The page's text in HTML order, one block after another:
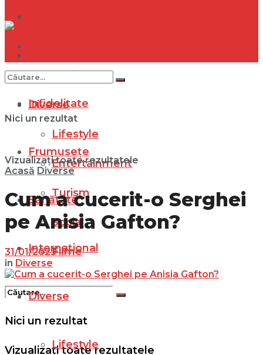
Internațional
Diverse
Lifestyle
Entertainment
Turism
Social
Filme
Nici un rezultat
Vizualizați toate rezultatele
Infidelitate
Frumusețe
Sănătate
Internațional
Diverse
Lifestyle
Nici un rezultat
Vizualizați toate rezultatele
Acasă Diverse
Cum a cucerit-o Serghei
pe Anisia Gafton?
31/01/2023
in Diverse